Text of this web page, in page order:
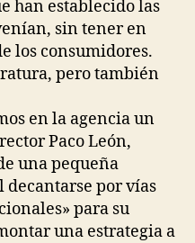
han establecido las
sin tener en
los consumidores.
pero también
en la agencia un
Paco León,
una pequeña
decantarse por vías
para su
una estrategia a